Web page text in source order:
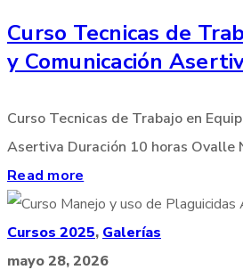
Curso Tecnicas de
y Comunicación
Curso Tecnicas de Trabajo en
Asertiva Duración 10 horas Ovalle
Read more
Cursos 2025, Galerías
mayo 28, 2026